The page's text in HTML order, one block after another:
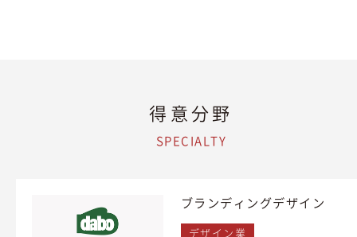
得意分野
SPECIALTY
ブランディングデザイン
デザイン業